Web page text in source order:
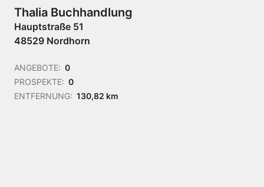
Thalia Buchhandlung
Hauptstraße 51
48529 Nordhorn
ANGEBOTE: 0
PROSPEKTE: 0
ENTFERNUNG: 130,82 km